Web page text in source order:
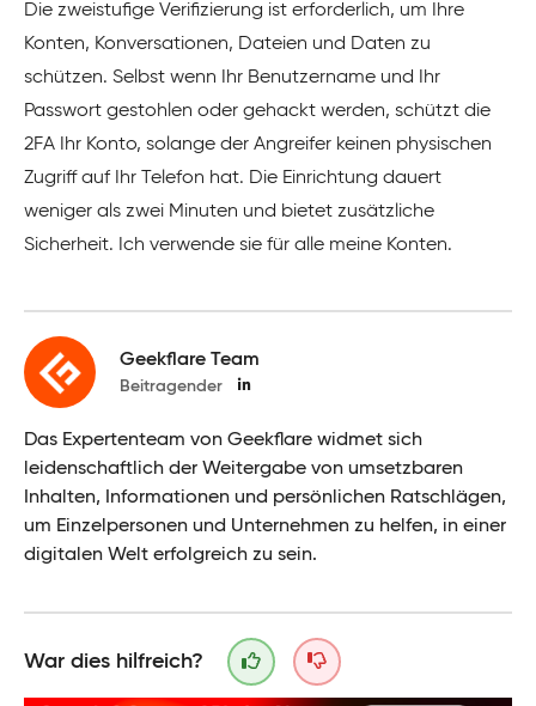
Die zweistufige Verifizierung ist erforderlich, um Ihre
Konten, Konversationen, Dateien und Daten zu
schützen. Selbst wenn Ihr Benutzername und Ihr
Passwort gestohlen oder gehackt werden, schützt die
2FA Ihr Konto, solange der Angreifer keinen physischen
Zugriff auf Ihr Telefon hat. Die Einrichtung dauert
weniger als zwei Minuten und bietet zusätzliche
Sicherheit. Ich verwende sie für alle meine Konten.
Geekflare Team
Beitragender
Das Expertenteam von Geekflare widmet sich
leidenschaftlich der Weitergabe von umsetzbaren
Inhalten, Informationen und persönlichen Ratschlägen,
um Einzelpersonen und Unternehmen zu helfen, in einer
digitalen Welt erfolgreich zu sein.
War dies hilfreich?